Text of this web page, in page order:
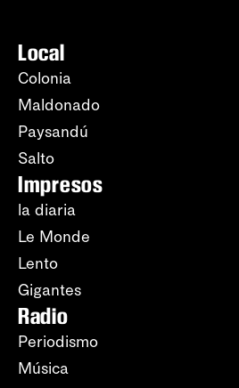
Local
Colonia
Maldonado
Paysandú
Salto
Impresos
la diaria
Le Monde
Lento
Gigantes
Radio
Periodismo
Música